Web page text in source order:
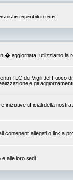
reperibili in rete.
aggiornata, utilizziamo la
TLC dei Vigili del Fuoco
e gli
iniziative ufficiali della
contenenti allegati o link a
e alle loro sedi